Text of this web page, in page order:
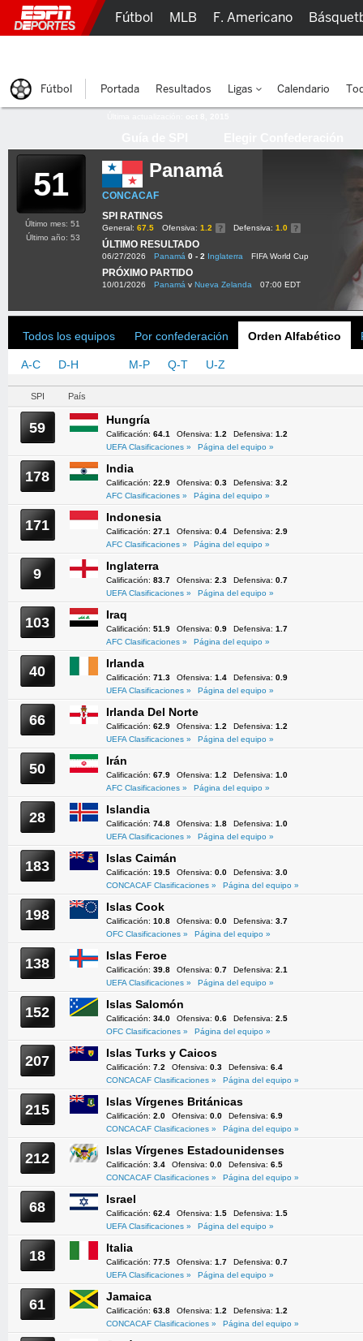
51 Panamá
CONCACAF
SPI RATINGS
General: 67.5 Ofensiva: 1.2 Defensiva: 1.0
ÚLTIMO RESULTADO
06/27/2026 Panamá 0 - 2 Inglaterra FIFA World Cup
PRÓXIMO PARTIDO
10/01/2026 Panamá v Nueva Zelanda 07:00 EDT
Último mes: 51
Último año: 53
Todos los equipos Por confederación Orden Alfabético
A-C D-H M-P Q-T U-Z
SPI País
59 Hungría
Calificación: 64.1 Ofensiva: 1.2 Defensiva: 1.2
UEFA Clasificaciones »
Página del equipo »
178 India
Calificación: 22.9 Ofensiva: 0.3 Defensiva: 3.2
AFC Clasificaciones »
Página del equipo »
171 Indonesia
Calificación: 27.1 Ofensiva: 0.4 Defensiva: 2.9
AFC Clasificaciones »
Página del equipo »
9 Inglaterra
Calificación: 83.7 Ofensiva: 2.3 Defensiva: 0.7
UEFA Clasificaciones »
Página del equipo »
103 Iraq
Calificación: 51.9 Ofensiva: 0.9 Defensiva: 1.7
AFC Clasificaciones »
Página del equipo »
40 Irlanda
Calificación: 71.3 Ofensiva: 1.4 Defensiva: 0.9
UEFA Clasificaciones »
Página del equipo »
66 Irlanda Del Norte
Calificación: 62.9 Ofensiva: 1.2 Defensiva: 1.2
UEFA Clasificaciones »
Página del equipo »
50 Irán
Calificación: 67.9 Ofensiva: 1.2 Defensiva: 1.0
AFC Clasificaciones »
Página del equipo »
28 Islandia
Calificación: 74.8 Ofensiva: 1.8 Defensiva: 1.0
UEFA Clasificaciones »
Página del equipo »
183 Islas Caimán
Calificación: 19.5 Ofensiva: 0.0 Defensiva: 3.0
CONCACAF Clasificaciones »
Página del equipo »
198 Islas Cook
Calificación: 10.8 Ofensiva: 0.0 Defensiva: 3.7
OFC Clasificaciones »
Página del equipo »
138 Islas Feroe
Calificación: 39.8 Ofensiva: 0.7 Defensiva: 2.1
UEFA Clasificaciones »
Página del equipo »
152 Islas Salomón
Calificación: 34.0 Ofensiva: 0.6 Defensiva: 2.5
OFC Clasificaciones »
Página del equipo »
207 Islas Turks y Caicos
Calificación: 7.2 Ofensiva: 0.3 Defensiva: 6.4
CONCACAF Clasificaciones »
Página del equipo »
215 Islas Vírgenes Británicas
Calificación: 2.0 Ofensiva: 0.0 Defensiva: 6.9
CONCACAF Clasificaciones »
Página del equipo »
212 Islas Vírgenes Estadounidenses
Calificación: 3.4 Ofensiva: 0.0 Defensiva: 6.5
CONCACAF Clasificaciones »
Página del equipo »
68 Israel
Calificación: 62.4 Ofensiva: 1.5 Defensiva: 1.5
UEFA Clasificaciones »
Página del equipo »
18 Italia
Calificación: 77.5 Ofensiva: 1.7 Defensiva: 0.7
UEFA Clasificaciones »
Página del equipo »
61 Jamaica
Calificación: 63.8 Ofensiva: 1.2 Defensiva: 1.2
CONCACAF Clasificaciones »
Página del equipo »
Fútbol MLB F. Americano
Fútbol Portada Resultados Ligas Calendario